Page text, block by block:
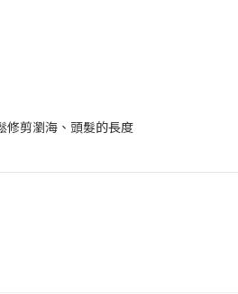
修剪瀏海、頭髮的長度